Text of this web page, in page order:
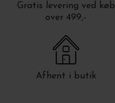
Gratis levering ved køb
over 499,-
Afhent i butik